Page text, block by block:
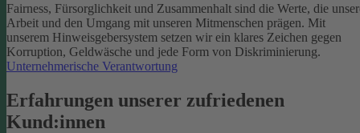
Fairness, Fürsorglichkeit und Zusammenhalt sind die Werte, die
Arbeit und den Umgang mit unseren Mitmenschen prägen. Mit
unserem Hinweisgebersystem setzen wir ein klares Zeichen gegen
Korruption, Geldwäsche und jede Form von Diskriminierung.
Unternehmerische Verantwortung
Erfahrungen unserer zufriedenen
Kund:innen